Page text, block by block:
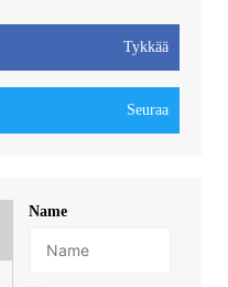
Tykkää
Seuraa
Name